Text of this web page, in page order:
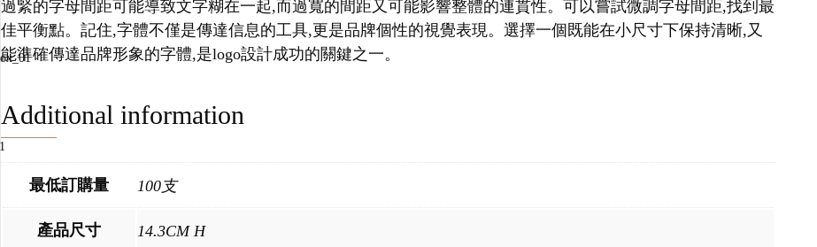
過緊的字母間距可能導致文字糊在一起,而過寬的間距又可能影響整體的連貫性。可以嘗試微調字母間距,找到最
佳平衡點。記住,字體不僅是傳達信息的工具,更是品牌個性的視覺表現。選擇一個既能在小尺寸下保持清晰,又
能準確傳達品牌形象的字體,是logo設計成功的關鍵之一。
Additional information
最低訂購量 100支
產品尺寸 14.3CM H